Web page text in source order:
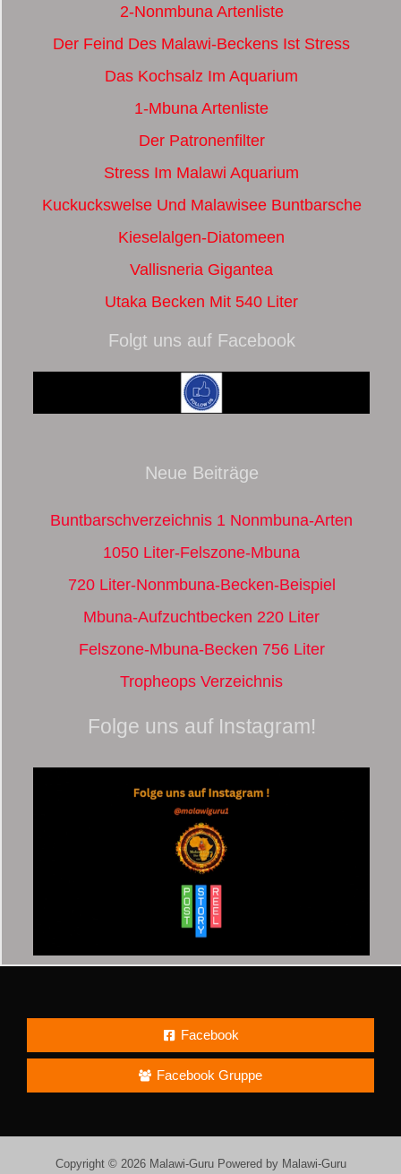
2-Nonmbuna Artenliste
Der Feind Des Malawi-Beckens Ist Stress
Das Kochsalz Im Aquarium
1-Mbuna Artenliste
Der Patronenfilter
Stress Im Malawi Aquarium
Kuckuckswelse Und Malawisee Buntbarsche
Kieselalgen-Diatomeen
Vallisneria Gigantea
Utaka Becken Mit 540 Liter
Folgt uns auf Facebook
Neue Beiträge
Buntbarschverzeichnis 1 Nonmbuna-Arten
1050 Liter-Felszone-Mbuna
720 Liter-Nonmbuna-Becken-Beispiel
Mbuna-Aufzuchtbecken 220 Liter
Felszone-Mbuna-Becken 756 Liter
Tropheops Verzeichnis
Folge uns auf Instagram!
Facebook
Facebook Gruppe
Copyright © 2026 Malawi-Guru Powered by Malawi-Guru